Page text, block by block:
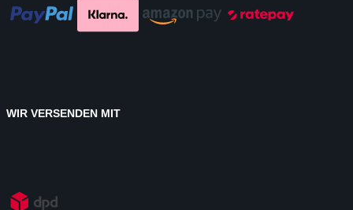
WIR VERSENDEN MIT